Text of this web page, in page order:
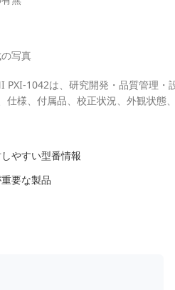
写真
PXI-1042は、研究開発・品質管理
仕様、付属品、校正状況、外観状態
やすい型番情報
要な製品